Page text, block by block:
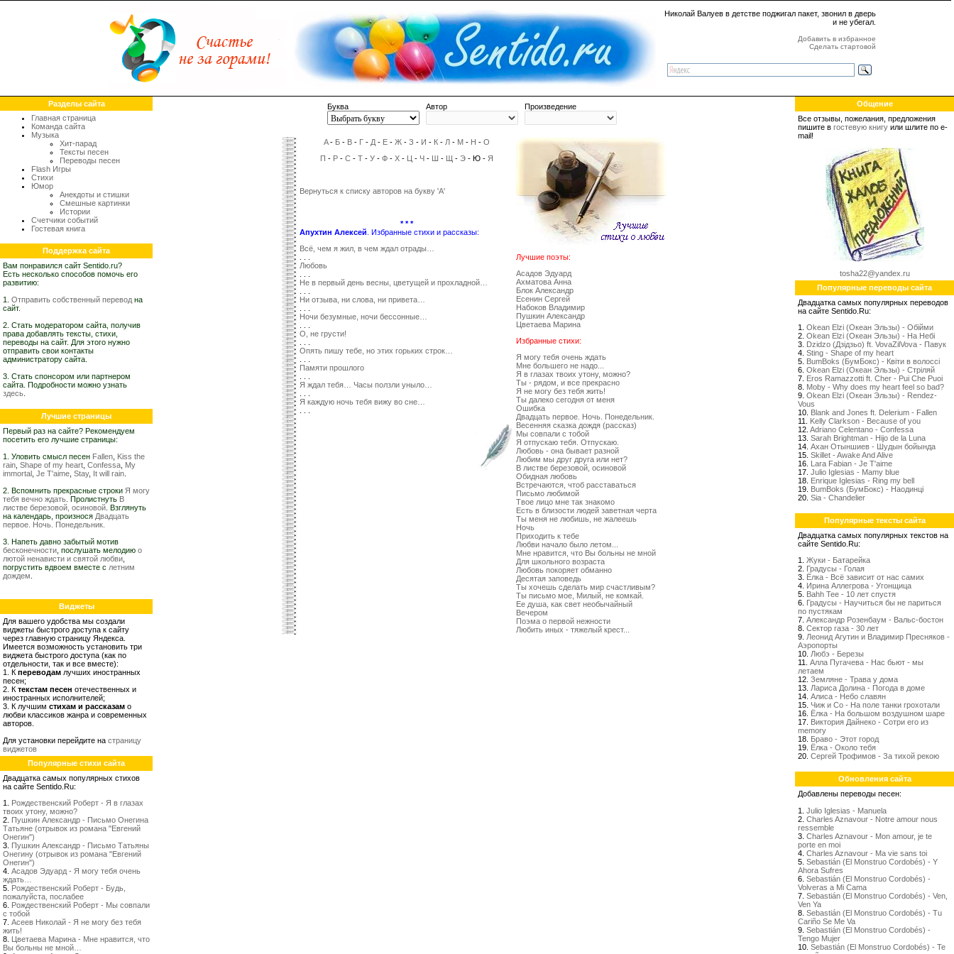
Николай Валуев в детстве поджигал пакет, звонил в дверь
и не убегал.
Добавить в избранное
Сделать стартовой
Разделы сайта
Главная страница
Команда сайта
Музыка
Хит-парад
Тексты песен
Переводы песен
Flash Игры
Стихи
Юмор
Анекдоты и стишки
Смешные картинки
Истории
Счетчики событий
Гостевая книга
Поддержка сайта
Вам понравился сайт Sentido.ru?
Есть несколько способов помочь его
развитию:
1. Отправить собственный перевод на
сайт.
2. Стать модератором сайта, получив
права добавлять тексты, стихи,
переводы на сайт. Для этого нужно
отправить свои контакты
администратору сайта.
3. Стать спонсором или партнером
сайта. Подробности можно узнать
здесь
Лучшие страницы
Первый раз на сайте? Рекомендуем
посетить его лучшие страницы:
1. Уловить смысл песен Fallen Kiss the
rain Shape of my heart Confessa My
immortal Je T'aime Stay, It will rain
2. Вспомнить прекрасные строки Я могу
тебя вечно ждать . Пролистнуть В
листве березовой, осиновой . Взглянуть
на календарь, произнося Двадцать
первое. Ночь. Понедельник.
3. Напеть давно забытый мотив
бесконечности , послушать мелодию о
лютой ненависти и святой любви
погрустить вдвоем вместе с летним
дождем
Виджеты
Для вашего удобства мы создали
виджеты быстрого доступа к сайту
через главную страницу Яндекса.
Имеется возможность установить три
виджета быстрого доступа (как по
отдельности, так и все вместе):
1. К переводам лучших иностранных
песен;
2. К текстам песен отечественных и
иностранных исполнителей;
3. К лучшим стихам и рассказам о
любви классиков жанра и современных
авторов.
Для установки перейдите на страницу
виджетов
Популярные стихи сайта
Двадцатка самых популярных стихов
на сайте Sentido.Ru:
1. Рождественский Роберт - Я в глазах
твоих утону, можно?
2. Пушкин Александр - Письмо Онегина
Татьяне (отрывок из романа "Евгений
Онегин")
3. Пушкин Александр - Письмо Татьяны
Онегину (отрывок из романа "Евгений
Онегин")
4. Асадов Эдуард - Я могу тебя очень
ждать…
5. Рождественский Роберт - Будь,
пожалуйста, послабее
6. Рождественский Роберт - Мы совпали
с тобой
7. Асеев Николай - Я не могу без тебя
жить!
8. Цветаева Марина - Мне нравится, что
Вы больны не мной…
Буква Автор Произведение
A- Б- В- Г- Д- Е- Ж- З - И - К- Л- М- Н - О
П - Р- С- Т- У- Ф- Х- Ц - Ч- Ш- Щ - Э- Ю - Я
Вернуться к списку авторов на букву 'А'
* * *
Апухтин Алексей . Избранные стихи и рассказы:
Всё, чем я жил, в чем ждал отрады…
Любовь
Не в первый день весны, цветущей и прохладной…
Ни отзыва, ни слова, ни привета…
Ночи безумные, ночи бессонные…
О, не грусти!
Опять пишу тебе, но этих горьких строк…
Памяти прошлого
Я ждал тебя… Часы ползли уныло…
Я каждую ночь тебя вижу во сне…
Лучшие поэты:
Асадов Эдуард
Ахматова Анна
Блок Александр
Есенин Сергей
Набоков Владимир
Пушкин Александр
Цветаева Марина
Избранные стихи:
Я могу тебя очень ждать
Мне большего не надо...
Я в глазах твоих утону, можно?
Ты - рядом, и все прекрасно
Я не могу без тебя жить!
Ты далеко сегодня от меня
Ошибка
Двадцать первое. Ночь. Понедельник.
Весенняя сказка дождя (рассказ)
Мы совпали с тобой
Я отпускаю тебя. Отпускаю.
Любовь - она бывает разной
Любим мы друг друга или нет?
В листве березовой, осиновой
Обидная любовь
Встречаются, чтоб расставаться
Письмо любимой
Твое лицо мне так знакомо
Есть в близости людей заветная черта
Ты меня не любишь, не жалеешь
Ночь
Приходить к тебе
Любви начало было летом...
Мне нравится, что Вы больны не мной
Для школьного возраста
Любовь покоряет обманно
Десятая заповедь
Ты хочешь сделать мир счастливым?
Ты письмо мое, Милый, не комкай.
Ее душа, как свет необычайный
Вечером
Поэма о первой нежности
Любить иных - тяжелый крест...
Общение
Все отзывы, пожелания, предложения
пишите в гостевую книгу или шлите по e-
mail!
tosha22@yandex.ru
Популярные переводы сайта
Двадцатка самых популярных переводов
на сайте Sentido.Ru:
1. Okean Elzi (Океан Эльзы) - Обійми
2. Okean Elzi (Океан Эльзы) - На Небі
3. Dzidzo (Дзідзьо) ft. VovaZilVova - Павук
4. Sting - Shape of my heart
5. BumBoks (БумБокс) - Квіти в волоссі
6. Okean Elzi (Океан Эльзы) - Стрiляй
7. Eros Ramazzotti ft. Cher - Pui Che Puoi
8. Moby - Why does my heart feel so bad?
9. Okean Elzi (Океан Эльзы) - Rendez-
Vous
10. Blank and Jones ft. Delerium - Fallen
11. Kelly Clarkson - Because of you
12. Adriano Celentano - Confessa
13. Sarah Brightman - Hijo de la Luna
14. Ахан Отыншиев - Шудын бойында
15. Skillet - Awake And Alive
16. Lara Fabian - Je T'aime
17. Julio Iglesias - Mamy blue
18. Enrique Iglesias - Ring my bell
19. BumBoks (БумБокс) - Наодинці
20. Sia - Chandelier
Популярные тексты сайта
Двадцатка самых популярных текстов на
сайте Sentido.Ru:
1. Жуки - Батарейка
2. Градусы - Голая
3. Ёлка - Всё зависит от нас самих
4. Ирина Аллегрова - Угонщица
5. Bahh Tee - 10 лет спустя
6. Градусы - Научиться бы не париться
по пустякам
7. Александр Розенбаум - Вальс-бостон
8. Сектор газа - 30 лет
9. Леонид Агутин и Владимир Пресняков -
Аэропорты
10. Любэ - Березы
11. Алла Пугачева - Нас бьют - мы
летаем
12. Земляне - Трава у дома
13. Лариса Долина - Погода в доме
14. Алиса - Небо славян
15. Чиж и Со - На поле танки грохотали
16. Ёлка - На большом воздушном шаре
17. Виктория Дайнеко - Сотри его из
memory
18. Браво - Этот город
19. Ёлка - Около тебя
20. Сергей Трофимов - За тихой рекою
Обновления сайта
Добавлены переводы песен:
1. Julio Iglesias - Manuela
2. Charles Aznavour - Notre amour nous
ressemble
3. Charles Aznavour - Mon amour, je te
porte en moi
4. Charles Aznavour - Ma vie sans toi
5. Sebastián (El Monstruo Cordobés) - Y
Ahora Sufres
6. Sebastián (El Monstruo Cordobés) -
Volveras a Mi Cama
7. Sebastián (El Monstruo Cordobés) - Ven,
Ven Ya
8. Sebastián (El Monstruo Cordobés) - Tu
Cariño Se Me Va
9. Sebastián (El Monstruo Cordobés) -
Tengo Mujer
10. Sebastián (El Monstruo Cordobés) - Te